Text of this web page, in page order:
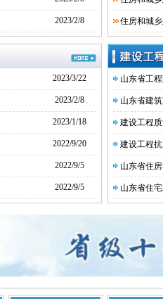
2023/2/8 住房和城
2023/3/22
2023/2/8
2023/1/18
2022/9/20
2022/9/5
2022/9/5
山东省工
山东省建
建设工程
建设工程
山东省住
山东省住